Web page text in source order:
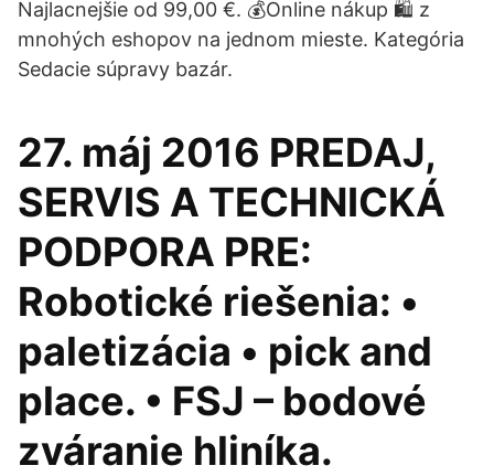
Najlacnejšie od 99,00 €. 💰Online nákup 🛍️ z
mnohých eshopov na jednom mieste. Kategória
Sedacie súpravy bazár.
27. máj 2016 PREDAJ,
SERVIS A TECHNICKÁ
PODPORA PRE:
Robotické riešenia: •
paletizácia • pick and
place. • FSJ – bodové
zváranie hliníka.